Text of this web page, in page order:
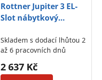
Rottner Jupiter 3 EL-
Slot nábytkový
Skladem s dodací lhůtou 2
až 6 pracovních dnů
2 637 Kč